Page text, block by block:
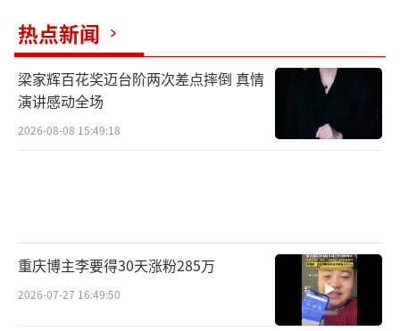
热点新闻
梁家辉百花奖迈台阶两次差点摔倒 真情
演讲感动全场
2026-08-08 15:49:18
重庆博主李要得30天涨粉285万
2026-07-27 16:49:50